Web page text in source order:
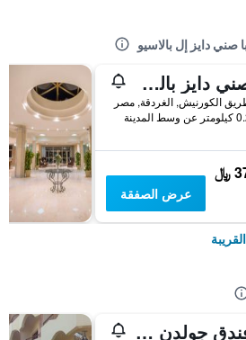
دايز إل بالاسيو
صني دايز بالما دي ميريت للمنتجعات والمنتجعات الصحية
الكورنيش, الغردقة, مصر
وسط المدينة
﷼
عرض الصفقة
فندق جولدن روز